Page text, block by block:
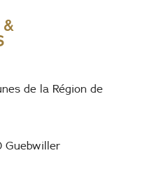
de la Région de
Guebwiller